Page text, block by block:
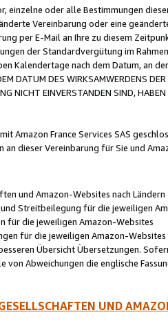
einzelne oder alle Bestimmungen
Vereinbarung oder eine
per E-Mail an Ihre zu diesem
der Standardvergütung im
Kalendertage nach dem Datum, an
DATUM DES WIRKSAMWERDENS
NICHT EINVERSTANDEN SIND,
Amazon France Services SAS
dieser Vereinbarung für Sie und
und Amazon-Websites nach Ländern
Streitbeilegung für die jeweiligen
für die jeweiligen Amazon-Websites
für die jeweiligen Amazon-Websites
Übersicht Übersetzungen.
von Abweichungen die englische
UND